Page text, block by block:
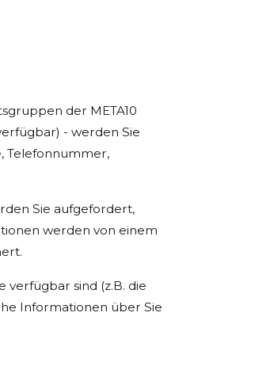
der META10
- werden Sie
Telefonnummer,
Sie aufgefordert,
werden von einem
verfügbar sind (z.B. die
Informationen über Sie